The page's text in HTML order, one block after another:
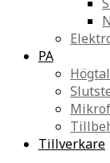
PA
Tillverkare